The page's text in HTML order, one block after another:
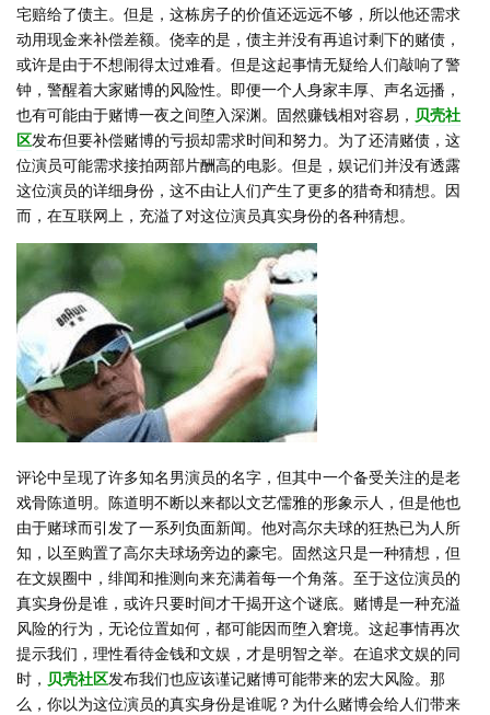
宅赔给了债主。但是，这栋房子的价值还远远不够，所以他还需求
动用现金来补偿差额。侥幸的是，债主并没有再追讨剩下的赌债，
或许是由于不想闹得太过难看。但是这起事情无疑给人们敲响了警
钟，警醒着大家赌博的风险性。即便一个人身家丰厚、声名远播，
也有可能由于赌博一夜之间堕入深渊。固然赚钱相对容易， 贝壳社
区发布但要补偿赌博的亏损却需求时间和努力。为了还清赌债，这
位演员可能需求接拍两部片酬高的电影。但是，娱记们并没有透露
这位演员的详细身份，这不由让人们产生了更多的猎奇和猜想。因
而，在互联网上，充溢了对这位演员真实身份的各种猜想。
评论中呈现了许多知名男演员的名字，但其中一个备受关注的是老
戏骨陈道明。陈道明不断以来都以文艺儒雅的形象示人，但是他也
由于赌球而引发了一系列负面新闻。他对高尔夫球的狂热已为人所
知，以至购置了高尔夫球场旁边的豪宅。固然这只是一种猜想，但
在文娱圈中，绯闻和推测向来充满着每一个角落。至于这位演员的
真实身份是谁，或许只要时间才干揭开这个谜底。赌博是一种充溢
风险的行为，无论位置如何，都可能因而堕入窘境。这起事情再次
提示我们，理性看待金钱和文娱，才是明智之举。在追求文娱的同
时， 贝壳社区发布我们也应该谨记赌博可能带来的宏大风险。那
么，你以为这位演员的真实身份是谁呢？为什么赌博会给人们带来